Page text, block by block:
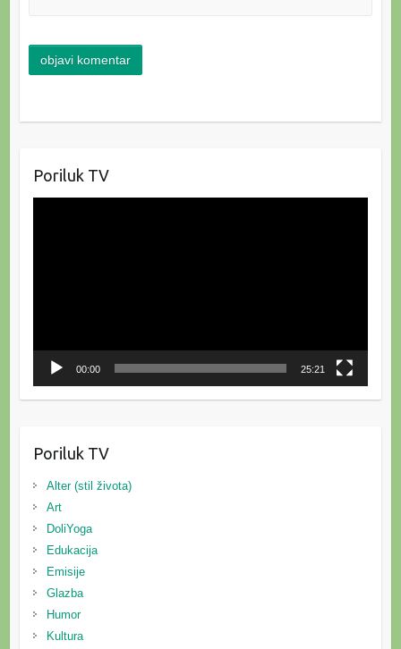
Poriluk TV
00:00 25:21
Poriluk TV
Alter (stil života)
Art
DoliYoga
Edukacija
Emisije
Glazba
Humor
Kultura